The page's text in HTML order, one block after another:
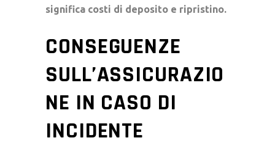
significa costi di deposito e ripristino.
CONSEGUENZE
SULL’ASSICURAZIO
NE IN CASO DI
INCIDENTE